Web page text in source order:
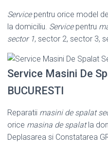
Servicepentru orice model de
la domiciliu. Servicepentru
sector 1, sector 2, sector 3,
Service Masini De
BUCURESTI
Reparatii masini de spalat
orice masina de spalatla
Deplasarea si Constatarea